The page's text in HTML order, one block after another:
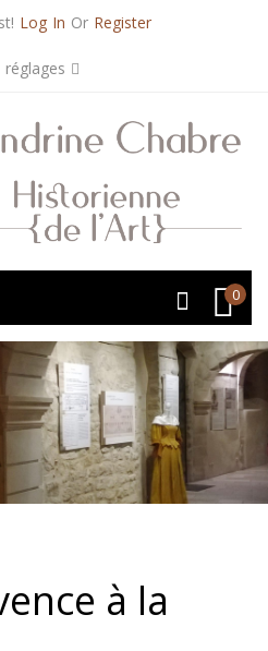
Log In Or Register
réglages
0
à la